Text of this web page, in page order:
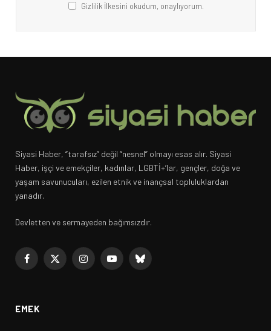
Gizlilik İlkesini okudum, onaylıyorum.
Siyasi Haber, “tarafsız” değil “nesnel” olmayı esas alır. Siyasi
Haber, işçi ve emekçiler, kadınlar, LGBTİ+’lar, gençler, doğa ve
yaşam savunucuları, ezilen etnik ve inançsal topluluklardan
yanadır.
Devletten ve sermayeden bağımsızdır.
Facebook
X
InstagramYouTubeBluesky
EMEK